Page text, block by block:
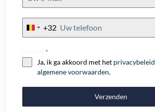
Belgium
+32
Consent*
Ja, ik ga akkoord met het privacybeleid
algemene voorwaarden.
Verzenden